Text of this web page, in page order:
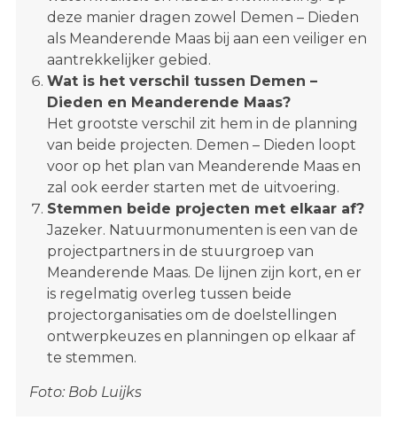
deze manier dragen zowel Demen – Dieden
als Meanderende Maas bij aan een veiliger en
aantrekkelijker gebied.
Wat is het verschil tussen Demen –
Dieden en Meanderende Maas?
Het grootste verschil zit hem in de planning
van beide projecten. Demen – Dieden loopt
voor op het plan van Meanderende Maas en
zal ook eerder starten met de uitvoering.
Stemmen beide projecten met elkaar af?
Jazeker. Natuurmonumenten is een van de
projectpartners in de stuurgroep van
Meanderende Maas. De lijnen zijn kort, en er
is regelmatig overleg tussen beide
projectorganisaties om de doelstellingen
ontwerpkeuzes en planningen op elkaar af
te stemmen.
Foto: Bob Luijks